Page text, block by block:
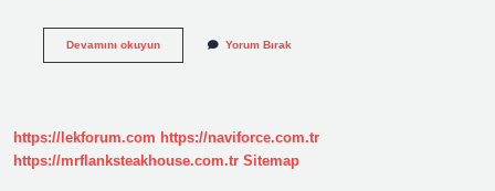
Devamını okuyunPapaz
Yorum Bırak
https://lekforum.com https://naviforce.com.tr
https://mrflanksteakhouse.com.tr Sitemap